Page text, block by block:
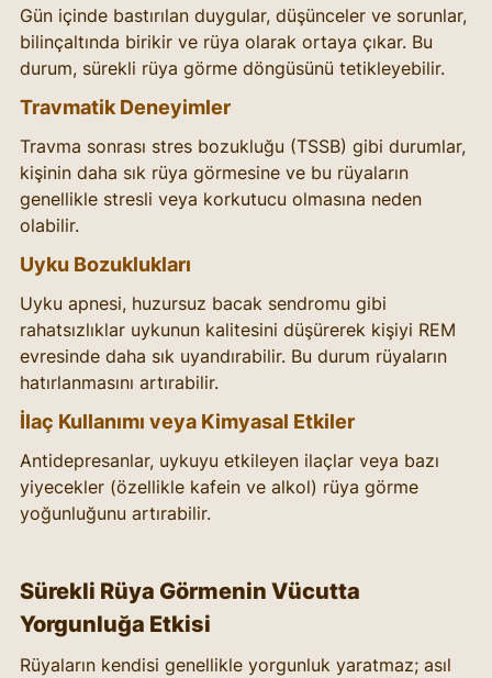
Gün içinde bastırılan duygular, düşünceler ve sorunlar,
bilinçaltında birikir ve rüya olarak ortaya çıkar. Bu
durum, sürekli rüya görme döngüsünü tetikleyebilir.
Travmatik Deneyimler
Travma sonrası stres bozukluğu (TSSB) gibi durumlar,
kişinin daha sık rüya görmesine ve bu rüyaların
genellikle stresli veya korkutucu olmasına neden
olabilir.
Uyku Bozuklukları
Uyku apnesi, huzursuz bacak sendromu gibi
rahatsızlıklar uykunun kalitesini düşürerek kişiyi REM
evresinde daha sık uyandırabilir. Bu durum rüyaların
hatırlanmasını artırabilir.
İlaç Kullanımı veya Kimyasal Etkiler
Antidepresanlar, uykuyu etkileyen ilaçlar veya bazı
yiyecekler (özellikle kafein ve alkol) rüya görme
yoğunluğunu artırabilir.
Sürekli Rüya Görmenin Vücutta
Yorgunluğa Etkisi
Rüyaların kendisi genellikle yorgunluk yaratmaz; asıl